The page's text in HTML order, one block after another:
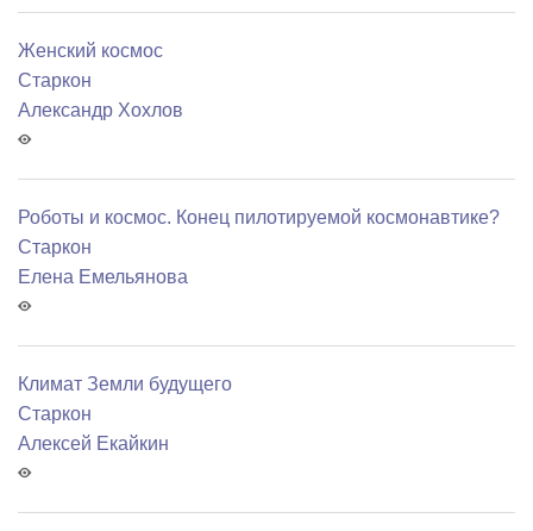
Женский космос
Старкон
Александр Хохлов
Роботы и космос. Конец пилотируемой космонавтике?
Старкон
Елена Емельянова
Климат Земли будущего
Старкон
Алексей Екайкин